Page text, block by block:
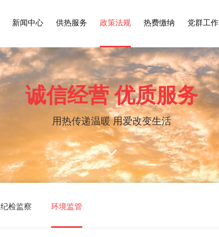
新闻中心 供热服务 政策法规 热费缴纳 党群工作
诚信经营 优质服务
用热传递温暖 用爱改变生活
纪检监察 环境监管